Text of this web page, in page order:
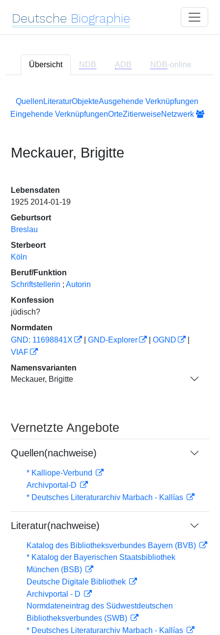
Deutsche Biographie
Übersicht NDB ADB NDB-online
Quellen LiteraturObjekteAusgehende Verknüpfungen
Eingehende VerknüpfungenOrteZitierweiseNetzwerk
Meckauer, Brigitte
Lebensdaten
1925 2014-01-19
Geburtsort
Breslau
Sterbeort
Köln
Beruf/Funktion
Schriftstellerin ; Autorin
Konfession
jüdisch?
Normdaten
GND: 11698841X
GND-Explorer OGND
VIAF
Namensvarianten
Meckauer, Brigitte
Vernetzte Angebote
Quellen(nachweise)
* Kalliope-Verbund
Archivportal-D
* Deutsches Literaturarchiv Marbach - Kallías
Literatur(nachweise)
Katalog des Bibliotheksverbundes Bayern (BVB)
* Katalog der Bayerischen Staatsbibliothek
München (BSB)
Deutsche Digitale Bibliothek
Archivportal - D
Normdateneintrag des Südwestdeutschen
Bibliotheksverbundes (SWB)
* Deutsches Literaturarchiv Marbach - Kallías